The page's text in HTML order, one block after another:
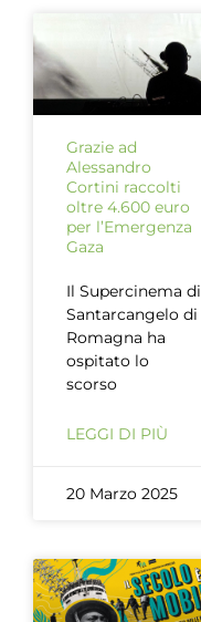
Grazie ad
Alessandro
Cortini raccolti
oltre 4.600 euro
per l’Emergenza
Gaza
Il Supercinema di
Santarcangelo di
Romagna ha
ospitato lo
scorso
LEGGI DI PIÙ
20 Marzo 2025